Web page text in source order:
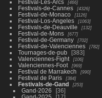
Festival-Les-Arcs 466
Festivals-de-Cannes 4326
Festival-de-Monaco 1126
Festival-Los-Angeles 1063
Festivals-de-Deauville 132
Festival-de-Mons 677
Festival-de-Germany 702
Festival-de-Valenciennes 782
Tournages-de-pub
383
Valenciennes-Fight
106
Valenciennes-Foot 969
Festival de Marrakech 990
Festival de Paris 384
Festivals-de-Gand 253
Gand-2026
36